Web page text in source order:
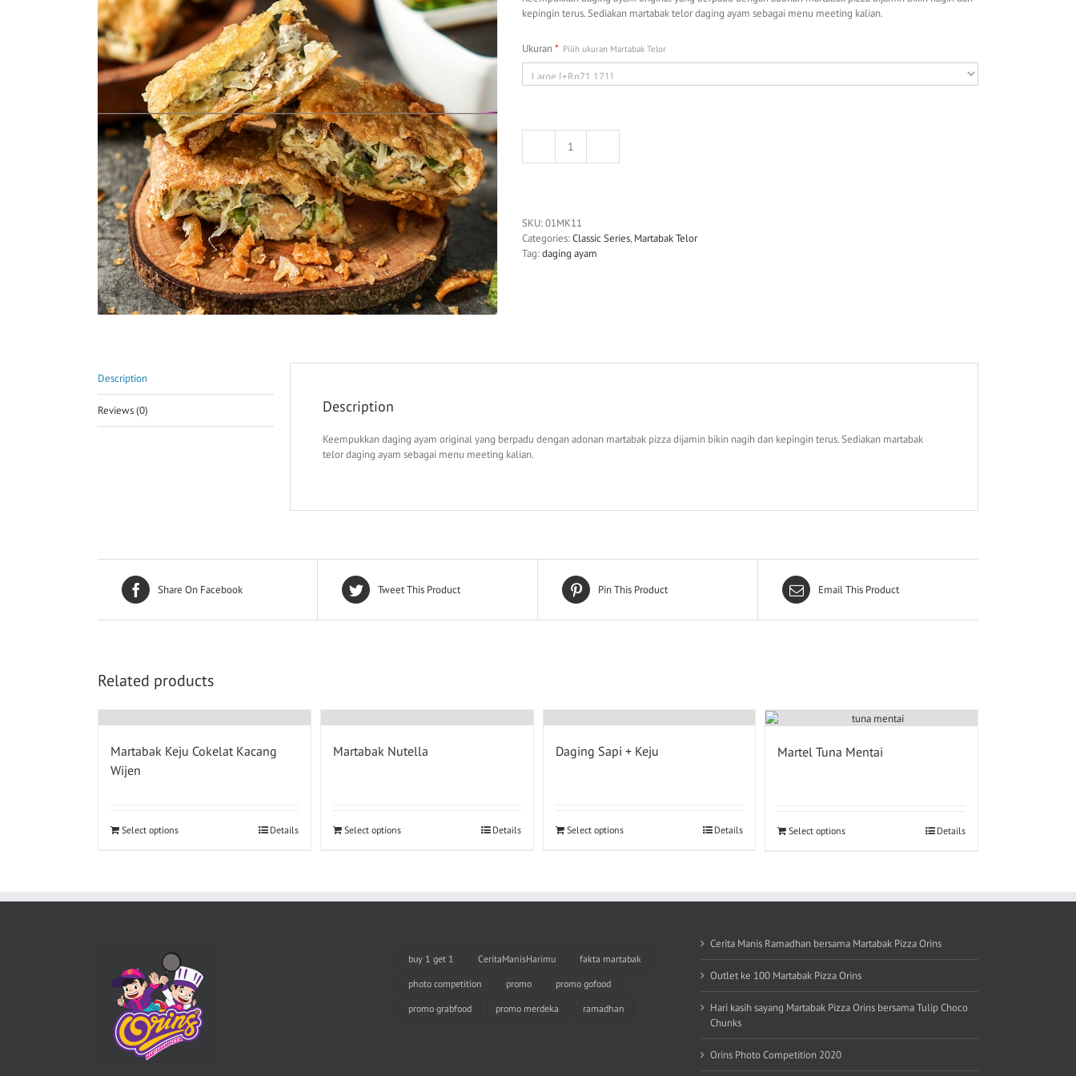
kepingin terus. Sediakan martabak telor daging ayam sebagai menu meeting kalian.
Ukuran* Pilih ukuran Martabak Telor
Martabak
SKU:01MK11
Categories:Classic Series,Martabak Telor
Tag:daging ayam
Description
Reviews (0) Description
Keempukkan daging ayam original yang berpadu dengan adonan martabak pizza dijamin bikin nagih dan kepingin terus. Sediakan martabak
telor daging ayam sebagai menu meeting kalian.
Share On Facebook Tweet This Product Pin This Product Email This Product
Related products
Martabak Keju Cokelat Kacang
Wijen
Select options Details
Martabak Nutella
Select options Details
Daging Sapi + Keju
Select options Details
Martel Tuna Mentai
Select options Details
buy 1 get 1 CeritaManisHarimu fakta martabak
photo competition promo promo gofood
promo grabfood promo merdeka ramadhan
Cerita Manis Ramadhan bersama Martabak Pizza Orins
Outlet ke 100 Martabak Pizza Orins
Hari kasih sayang Martabak Pizza Orins bersama Tulip Choco
Chunks
Orins Photo Competition 2020